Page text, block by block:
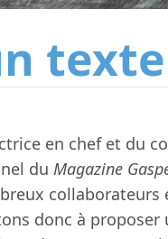
texte
en chef et du
du Magazine
collaborateurs
donc à proposer